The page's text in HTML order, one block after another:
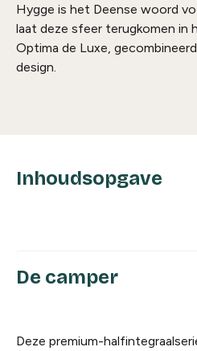
Hygge is het Deense woord
laat deze sfeer terugkomen in
Optima de Luxe,
design.
Inhoudsopgave
De camper
Deze premium-